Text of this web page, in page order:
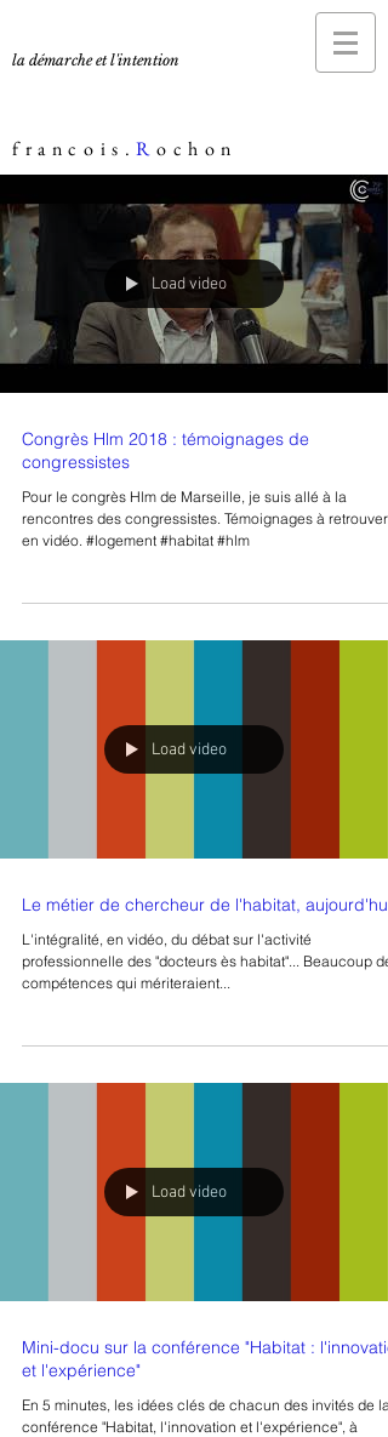
la démarche et l'intention
francois.Rochon
Load video
Congrès Hlm 2018 : témoignages de
congressistes
Pour le congrès Hlm de Marseille, je suis allé à la
rencontres des congressistes. Témoignages à retrouvers
en vidéo. #logement #habitat #hlm
Load video
Le métier de chercheur de l'habitat, aujourd'hui
L'intégralité, en vidéo, du débat sur l'activité
professionnelle des "docteurs ès habitat"... Beaucoup de
compétences qui mériteraient...
Load video
Mini-docu sur la conférence "Habitat :
et l'expérience"
En 5 minutes, les idées clés de chacun des invités de la
conférence "Habitat, l'innovation et l'expérience", à